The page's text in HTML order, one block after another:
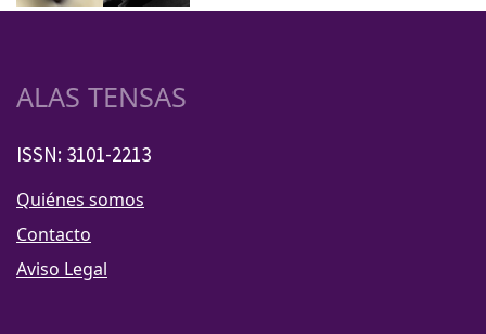
ALAS TENSAS
ISSN: 3101-2213
Quiénes somos
Contacto
Aviso Legal